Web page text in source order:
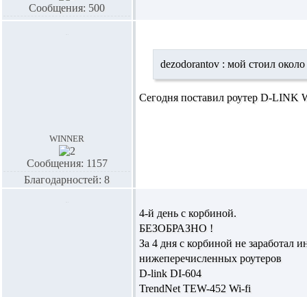
Сообщения: 500
winner
Сообщения: 1157
Благодарностей: 8
dezodorantov : мой стоил
Сегодня поставил роутер D-LINK
4-й день с корбиной.
БЕЗОБРАЗНО !
За 4 дня с корбиной не заработал
нижеперечисленных роутеров
D-link DI-604
TrendNet TEW-452 Wi-fi